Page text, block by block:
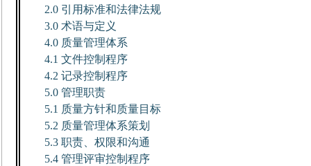
2.0 引用标准和法律法规
3.0术语与定义
4.0 质量管理体系
4.1文件控制程序
4.2记录控制程序
5.0管理职责
5.1 质量方针和质量目标
5.2 质量管理体系策划
5.3职责、权限和沟通
5.4管理评审控制程序